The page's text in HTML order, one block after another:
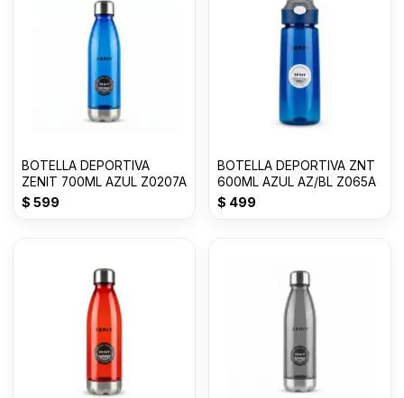
BOTELLA DEPORTIVA
ZENIT 700ML AZUL Z0207A
$ 599
BOTELLA DEPORTIVA ZNT
600ML AZUL AZ/BL Z065A
$ 499